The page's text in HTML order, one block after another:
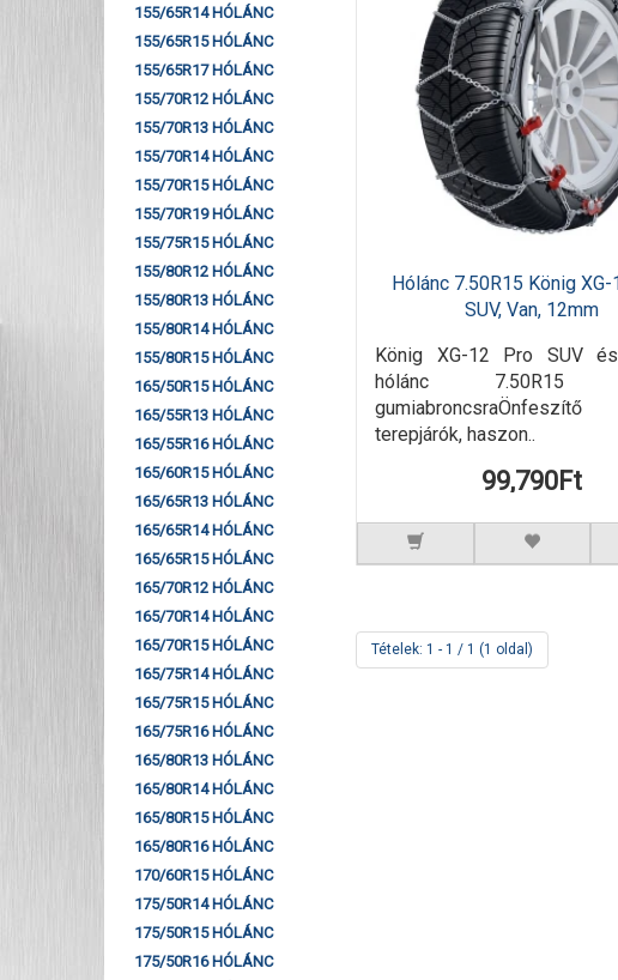
155/65R14 HÓLÁNC
155/65R15 HÓLÁNC
155/65R17 HÓLÁNC
155/70R12 HÓLÁNC
155/70R13 HÓLÁNC
155/70R14 HÓLÁNC
155/70R15 HÓLÁNC
155/70R19 HÓLÁNC
155/75R15 HÓLÁNC
155/80R12 HÓLÁNC
155/80R13 HÓLÁNC
155/80R14 HÓLÁNC
155/80R15 HÓLÁNC
165/50R15 HÓLÁNC
165/55R13 HÓLÁNC
165/55R16 HÓLÁNC
165/60R15 HÓLÁNC
165/65R13 HÓLÁNC
165/65R14 HÓLÁNC
165/65R15 HÓLÁNC
165/70R12 HÓLÁNC
165/70R14 HÓLÁNC
165/70R15 HÓLÁNC
165/75R14 HÓLÁNC
165/75R15 HÓLÁNC
165/75R16 HÓLÁNC
165/80R13 HÓLÁNC
165/80R14 HÓLÁNC
165/80R15 HÓLÁNC
165/80R16 HÓLÁNC
170/60R15 HÓLÁNC
175/50R14 HÓLÁNC
175/50R15 HÓLÁNC
175/50R16 HÓLÁNC
Hólánc 7.50R15 König
SUV, Van, 12mm
König XG-12 Pro SUV
hólánc 7.50R15
terepjárók, haszon..
99,790Ft
Tételek: 1 - 1 / 1 (1 oldal)